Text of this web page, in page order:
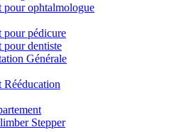
pour ophtalmologue
pour pédicure
pour dentiste
Générale
Stepper